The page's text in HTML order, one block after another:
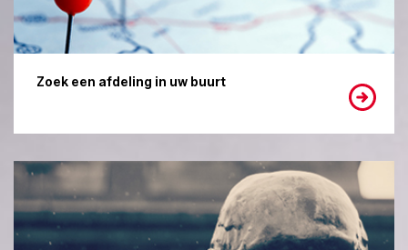
Zoek een afdeling in uw buurt